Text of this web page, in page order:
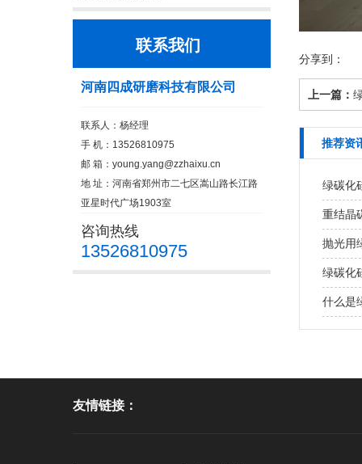
联系我们
河南四成研磨科技有限公司
联系人：杨经理
手 机：13526810975
邮 箱： young.yang@zzhaixu.cn
地 址：河南省郑州市二七区嵩山路长江路
亚星时代广场1903室
咨询热线
13526810975
分享到：
上一篇：
推荐资
绿碳化
重结晶
抛光用
绿碳化
什么是
友情链接：